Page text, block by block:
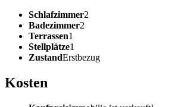
Schlafzimmer2
Badezimmer2
Terrassen1
Stellplätze1
ZustandErstbezug
Kosten